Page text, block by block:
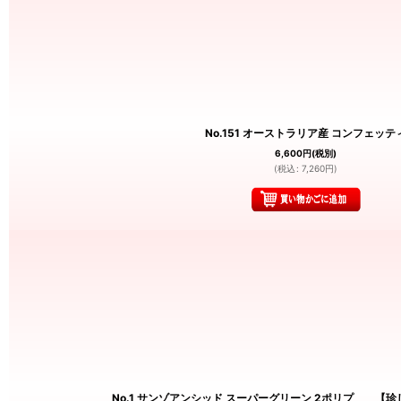
No.151 オーストラリア産 コンフェッテ
6,600円(税別)
(税込 : 7,260円)
No.1 サンゾアンシッド スーパーグリーン 2ポリプ 【珍